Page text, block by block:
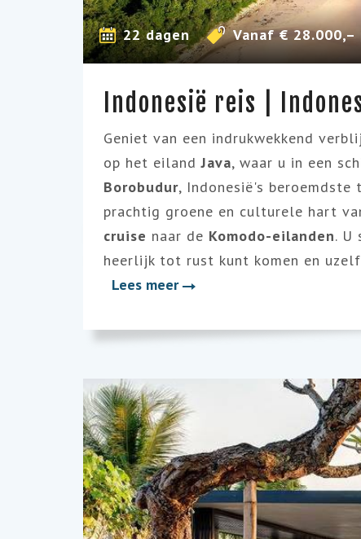
22 dagen Vanaf €
Indonesië reis |
Geniet van een indrukwekkend
op het eilandJava, waar u in een
Borobudur, Indonesië's beroemdste
prachtig groene en culturele hart
cruise naar de Komodo-eilanden. U
heerlijk tot rust kunt komen en
Lees meer